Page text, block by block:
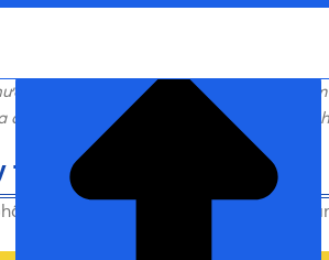
hiệu uy tín, cam kết 100% sản
các loại
Phụ kiện công tắc ổ cắm miễn
tín, Giá tốt
Phụ kiện công tắc ổ cắm Chính